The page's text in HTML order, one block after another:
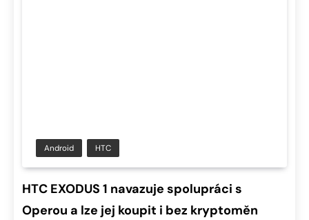
Android HTC
HTC EXODUS 1 navazuje spolupráci s
Operou a lze jej koupit i bez kryptoměn